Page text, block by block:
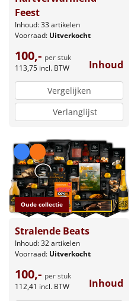
Feest
Inhoud: 33 artikelen
Voorraad: Uitverkocht
100,- per stuk
113,75 incl. BTW Inhoud
Vergelijken
Verlanglijst
Oude collectie
Stralende Beats
Inhoud: 32 artikelen
Voorraad: Uitverkocht
100,- per stuk
112,41 incl. BTW Inhoud